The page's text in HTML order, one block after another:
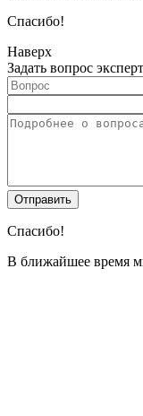
Спасибо!
Наверх
Задать вопрос
Спасибо!
В ближайшее время